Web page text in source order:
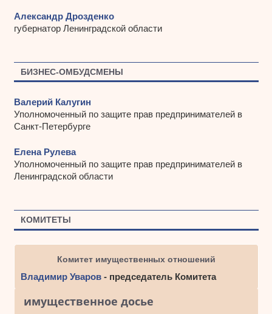
Александр Дрозденко
губернатор Ленинградской области
БИЗНЕС-ОМБУДСМЕНЫ
Валерий Калугин
Уполномоченный по защите прав предпринимателей в
Санкт-Петербурге
Елена Рулева
Уполномоченный по защите прав предпринимателей в
Ленинградской области
КОМИТЕТЫ
Комитет имущественных отношений
Владимир Уваров- председатель Комитета
имущественное досье